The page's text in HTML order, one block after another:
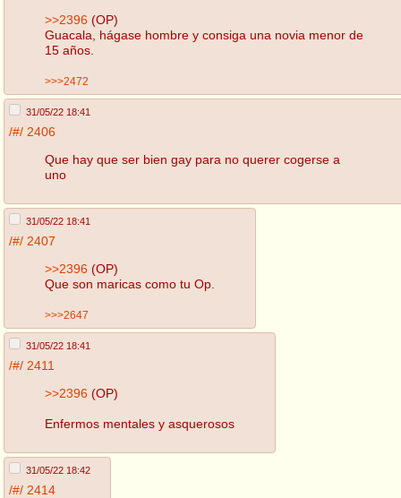
>>2396 (OP)
Guacala, hágase hombre y consiga una novia menor de
15 años.
>>>2472
31/05/22 18:41
/#/ 2406
Que hay que ser bien gay para no querer cogerse a
uno
31/05/22 18:41
/#/ 2407
>>2396 (OP)
Que son maricas como tu Op.
>>>2647
31/05/22 18:41
/#/ 2411
>>2396 (OP)
Enfermos mentales y asquerosos
31/05/22 18:42
/#/ 2414